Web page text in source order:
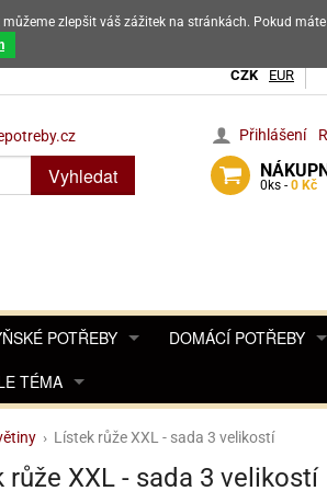
výrobků
CZK EUR
Přihlášení
0 ks - 0 Kč
Vyhledat
POTŘEBY
KOŘENKY
DESINFEKCE, OCHRANA
KÁVOVARŮ
DOMÁCÍ POTŘEBY
DROBNOSTI DO
KOŠÍKY
TÉMA
POHÁDKY A HRYPRO FANOUŠKY ANGRY
PRO FANOUŠKY BARBIE
NAROZENINOVÉ SVÍČKY
› Lístek růže XXL - sada 3 velikostí
růže XXL - sada 3 velikostí
zlepšit váš zážitek na stránkách. Pokud